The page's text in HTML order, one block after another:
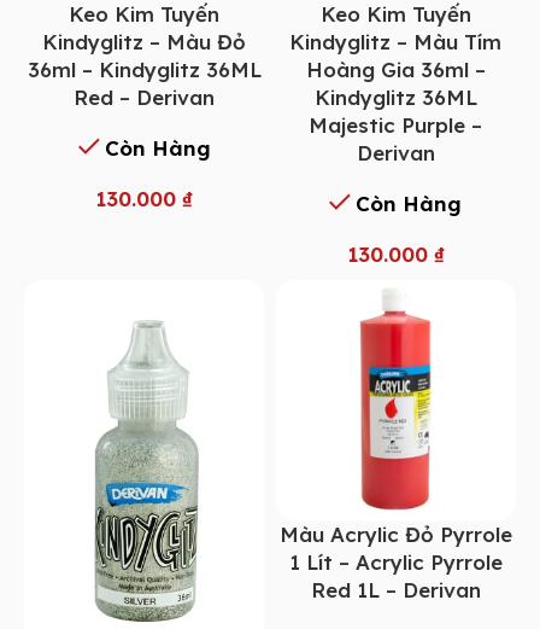
Keo Kim Tuyến
Kindyglitz – Màu Đỏ
36ml – Kindyglitz 36ML
Red – Derivan
Còn Hàng
130.000 ₫
Keo Kim Tuyến
Kindyglitz – Màu Tím
Hoàng Gia 36ml –
Kindyglitz 36ML
Majestic Purple –
Derivan
Còn Hàng
130.000 ₫
Màu Acrylic Đỏ Pyrrole
1 Lít – Acrylic Pyrrole
Red 1L – Derivan